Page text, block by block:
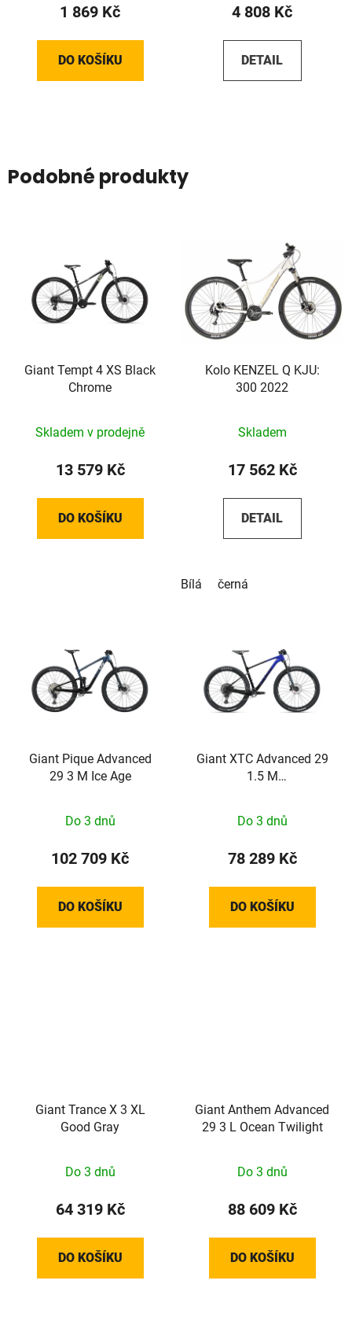
1 869 Kč
DO KOŠÍKU
4 808 Kč
DETAIL
Podobné produkty
Giant Tempt 4 XS Black
Chrome
Skladem v prodejně
13 579 Kč
DO KOŠÍKU
Kolo KENZEL Q KJU:
300 2022
Skladem
17 562 Kč
DETAIL
Bílá černá
Giant Pique Advanced
29 3 M Ice Age
Do 3 dnů
102 709 Kč
DO KOŠÍKU
Giant XTC Advanced 29
1.5 M
Do 3 dnů
78 289 Kč
DO KOŠÍKU
Giant Trance X 3 XL
Good Gray
Do 3 dnů
64 319 Kč
DO KOŠÍKU
Giant Anthem Advanced
29 3 L Ocean Twilight
Do 3 dnů
88 609 Kč
DO KOŠÍKU